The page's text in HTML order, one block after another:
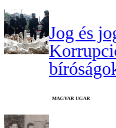
Jog és
MAGYAR UGAR